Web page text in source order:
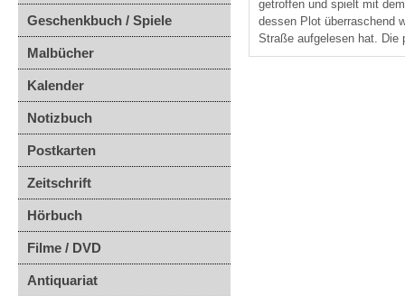
Geschenkbuch / Spiele
Malbücher
Kalender
Notizbuch
Postkarten
Zeitschrift
Hörbuch
Filme / DVD
Antiquariat
getroffen und spielt mit
dessen Plot überraschend
Straße aufgelesen hat. Die